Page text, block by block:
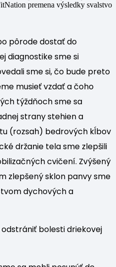
pôrode dostať do
diagnostike sme si
sme si, čo bude preto
musieť vzdať a čoho
týždňoch sme sa
strany stehien a
(rozsah) bedrových kĺbov
držanie tela sme zlepšili
cvičení. Zvýšený
zlepšený sklon panvy sme
dychových a
bolesti driekovej